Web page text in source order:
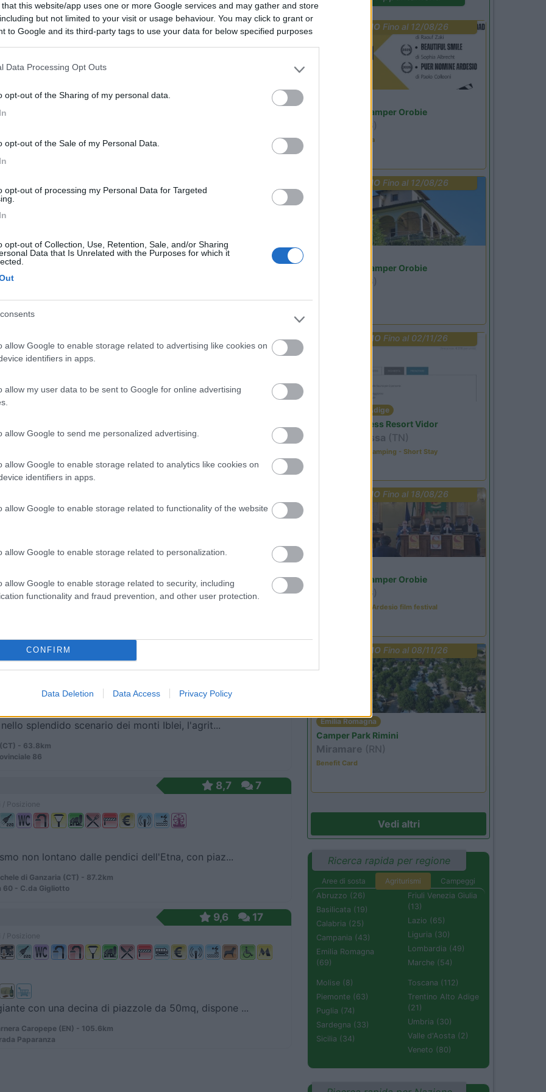
that this website/app uses one or more Google services and may gather and store
but not limited to your visit or usage behaviour. You may click to grant or
to Google and its third-party tags to use your data for below specified purposes
Data Processing Opt Outs
opt-out of the Sharing of my personal data.
opt-out of the Sale of my Personal Data.
opt-out of processing my Personal Data for Targeted
opt-out of Collection, Use, Retention, Sale, and/or Sharing
Data that Is Unrelated with the Purposes for which it
allow Google to enable storage related to advertising like cookies on
identifiers in apps.
allow my user data to be sent to Google for online advertising
allow Google to send me personalized advertising.
allow Google to enable storage related to analytics like cookies on
identifiers in apps.
allow Google to enable storage related to functionality of the website
allow Google to enable storage related to personalization.
allow Google to enable storage related to security, including
functionality and fraud prevention, and other user protection.
CONFIRM
Data Deletion Data Access Privacy Policy
/ Posizione
dal centro, all'interno di un complesso sportivo...
Ragusa
Posizione
a 100 metri dal mare, ombreggiata, recintata, ...
(SR) - 32.9km
8,8
Posizione
(SR) - 34.1km
8 int.3
7,2
Posizione
in splendido casale dell'800 finemente ristru...
(RG) - 46.5km
5 km dal Santa Croce Camerina e a 800 m da Punta ...
Posizione
splendido scenario dei monti Iblei, l'agrit...
- 63.8km
86
8,7 7
non lontano dalle pendici dell'Etna, con piaz...
di Ganzaria (CT) - 87.2km
60 - C.da Gigliotto
9,6 17
con una decina di piazzole da 50mq, dispone ...
Caropepe (EN) - 105.6km
Paparanza
PROMO Fino al 12/08/26
Area Sosta Camper Orobie
(BG)
Estate in cineteca
PROMO Fino al 12/08/26
Area Sosta Camper Orobie
(BG)
PROMO Fino al 02/11/26
Trentino Alto Adige
Family Wellness Resort Vidor
Pozza di Fassa (TN)
Happy & Active Camping - Short Stay
PROMO Fino al 18/08/26
Area Sosta Camper Orobie
(BG)
Sacrae Scenae - Ardesio film festival
PROMO Fino al 08/11/26
Emilia Romagna
Camper Park Rimini
Miramare (RN)
Benefit Card
Vedi altri
Ricerca rapida per regione
Aree di sosta Agriturismi
Campeggi
Abruzzo (26)
Basilicata (19)
Calabria (25)
Campania (43)
Emilia Romagna
(69)
Friuli Venezia Giulia
(13)
Lazio (65)
Liguria (30)
Lombardia (49)
Marche (54)
Molise (8)
Piemonte (63)
Puglia (74)
Sardegna (33)
Sicilia (34)
Toscana (112)
Trentino Alto Adige
(21)
Umbria (30)
Valle d'Aosta (2)
Veneto (80)